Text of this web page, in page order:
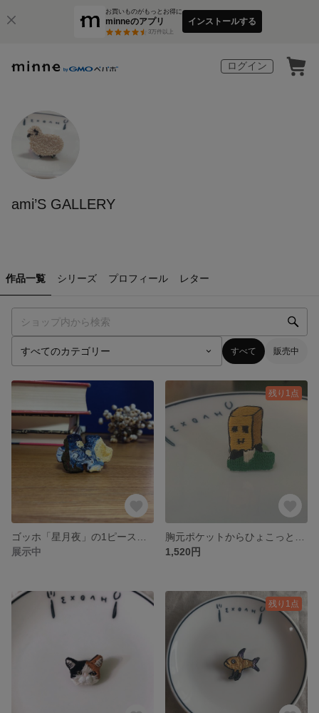
お買いものがもっとお得に
minneのアプリ
3万件以上
インストールする
ログイン
ami’S GALLERY
作品一覧 シリーズ プロフィール レター
すべて 販売中
展示中
残り1点
1,520円
残り1点